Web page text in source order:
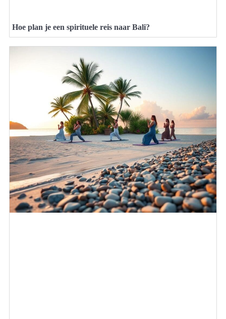
Hoe plan je een spirituele reis naar Bali?